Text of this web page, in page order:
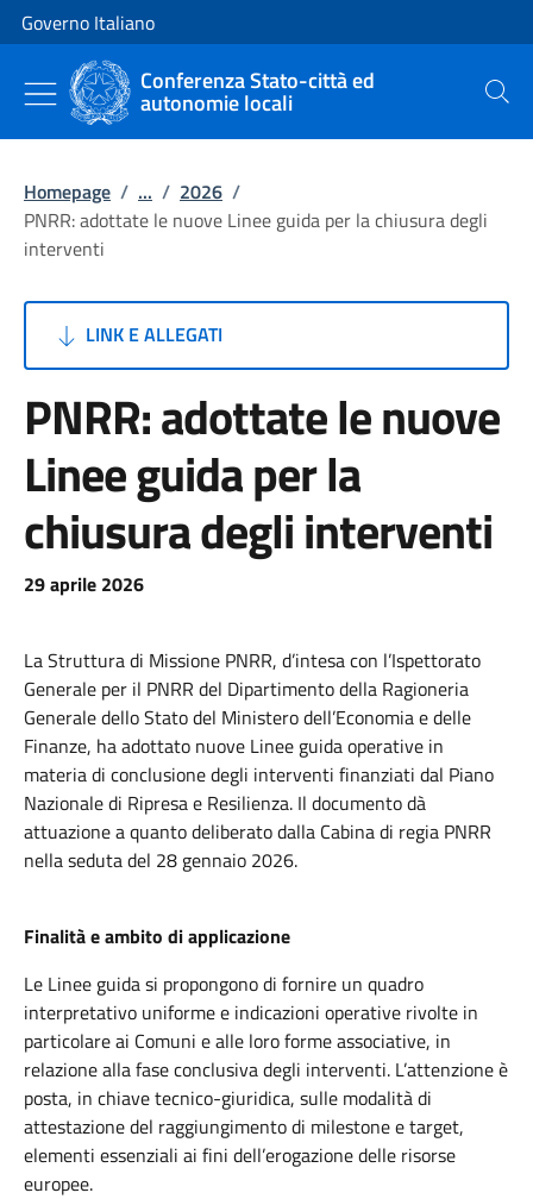
Vai al contenuto
Vai alla navigazione del sito
Governo Italiano
Conferenza Stato-città ed
autonomie locali Cerca
Homepage / ... / 2026 /
PNRR: adottate le nuove Linee guida per la chiusura degli
interventi
LINK E ALLEGATI
PNRR: adottate le nuove
Linee guida per la
chiusura degli interventi
29 aprile 2026
La Struttura di Missione PNRR, d’intesa con l’Ispettorato
Generale per il PNRR del Dipartimento della Ragioneria
Generale dello Stato del Ministero dell’Economia e delle
Finanze, ha adottato nuove Linee guida operative in
materia di conclusione degli interventi finanziati dal Piano
Nazionale di Ripresa e Resilienza. Il documento dà
attuazione a quanto deliberato dalla Cabina di regia PNRR
nella seduta del 28 gennaio 2026.
Finalità e ambito di applicazione
Le Linee guida si propongono di fornire un quadro
interpretativo uniforme e indicazioni operative rivolte in
particolare ai Comuni e alle loro forme associative, in
relazione alla fase conclusiva degli interventi. L’attenzione è
posta, in chiave tecnico-giuridica, sulle modalità di
attestazione del raggiungimento di milestone e target,
elementi essenziali ai fini dell’erogazione delle risorse
europee.